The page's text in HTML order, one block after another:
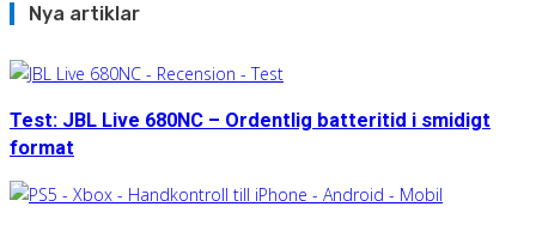
Nya artiklar
Test: JBL Live 680NC – Ordentlig batteritid i smidigt
format